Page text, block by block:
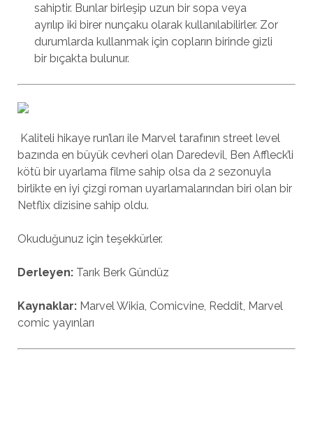
sahiptir. Bunlar birleşip uzun bir sopa veya
ayrılıp iki birer nunçaku olarak kullanılabilirler. Zor
durumlarda kullanmak için copların birinde gizli
bir bıçakta bulunur.
Kaliteli hikaye run’ları ile Marvel tarafının street level
bazında en büyük cevheri olan Daredevil, Ben Affleck’li
kötü bir uyarlama filme sahip olsa da 2 sezonuyla
birlikte en iyi çizgi roman uyarlamalarından biri olan bir
Netflix dizisine sahip oldu.
Okuduğunuz için teşekkürler.
Derleyen:Tarık Berk Gündüz
Kaynaklar:Marvel Wikia, Comicvine, Reddit, Marvel
comic yayınları